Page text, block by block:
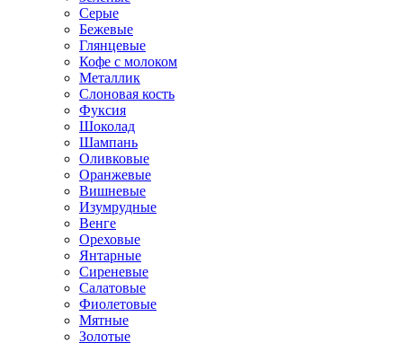
Серые
Бежевые
Глянцевые
Кофе с молоком
Металлик
Слоновая кость
Фуксия
Шоколад
Шампань
Оливковые
Оранжевые
Вишневые
Изумрудные
Венге
Ореховые
Янтарные
Сиреневые
Салатовые
Фиолетовые
Мятные
Золотые